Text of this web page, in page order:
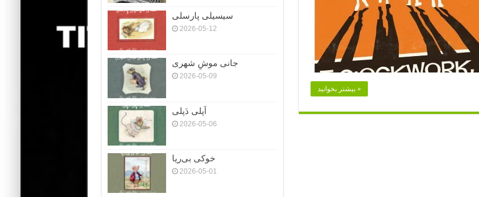
بیشتر بخوانید »
سیسیلی پارسلی
2026-05-12
جانی موشِ شهری
2026-05-09
اَپلی دَپلی
2026-05-06
خوکی بی‌ریا
2026-05-01